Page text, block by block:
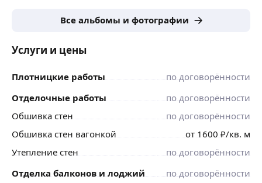
Все альбомы и фотографии
Услуги и цены
Плотницкие работы
по договорённости
Отделочные работы
по договорённости
Обшивка стен
по договорённости
Обшивка стен вагонкой
от 1600 ₽/кв. м
Утепление стен
по договорённости
Отделка балконов и лоджий
по договорённости